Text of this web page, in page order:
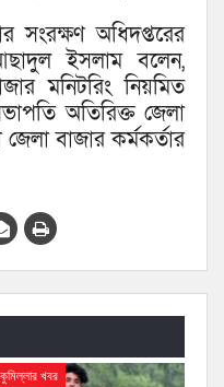
সংরক্ষণ অধিদপ্তরের
ইসলাম বলেন,
মনিটরিং নিয়মিত
অতিরিক্ত জেলা
বাজার কর্মকর্তার
কুমিল্লার খবর